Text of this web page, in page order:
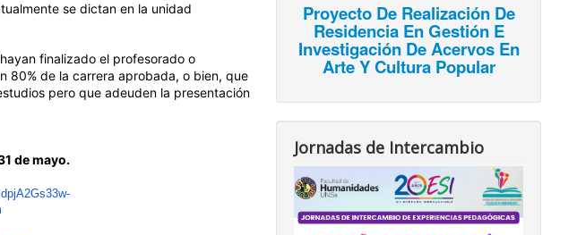
se dictan en la unidad
finalizado el profesorado o
80% de la carrera aprobada, o bien, que
pero que adeuden la presentación
de mayo.
Proyecto De Realización De
Residencia En Gestión E
Investigación De Acervos En
Arte Y Cultura Popular
Jornadas de Intercambio